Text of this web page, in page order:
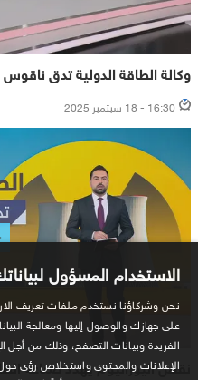
وكالة الطاقة الدولية تدق ناقوس
16:30 - 18 سبتمبر 2025
نقص اليورانيوم يهدد صناعة
الاستخدام المسؤول
نحن وشركاؤنا نستخدم ملفات تعريف
الفريدة وبيانات التصفح، وذلك من
الإعلانات والمحتوى واستخلاص رؤى